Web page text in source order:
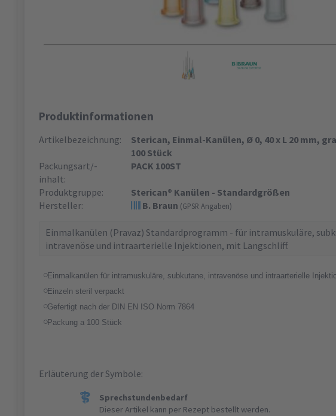
Produktinformationen
Artikelbezeichnung:
Sterican, Einmal-Kanülen, Ø 0, 40 x L 20 mm,
100 Stück
Packungsart/-
inhalt:
PACK 100ST
Produktgruppe:
Sterican® Kanülen - Standardgrößen
Hersteller:
B. Braun (GPSR Angaben)
Einmalkanülen (Pravaz) Standardprogramm - für intramuskuläre,
intravenöse und intraarterielle Injektionen, mit Langschliff.
Einmalkanülen für intramuskuläre, subkutane, intravenöse und intraarterielle
Einzeln steril verpackt
Gefertigt nach der DIN EN ISO Norm 7864
Packung a 100 Stück
Erläuterung der Symbole:
Sprechstundenbedarf
Dieser Artikel kann per Rezept bestellt werden.